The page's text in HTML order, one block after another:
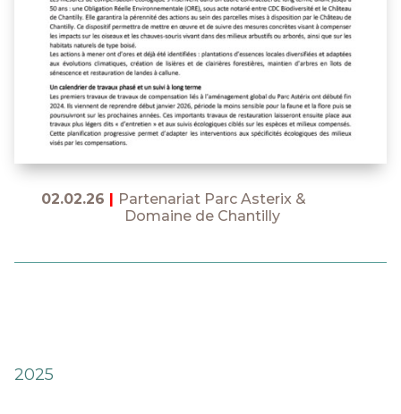
02.02.26 | Partenariat Parc Asterix &
Domaine de Chantilly
2025